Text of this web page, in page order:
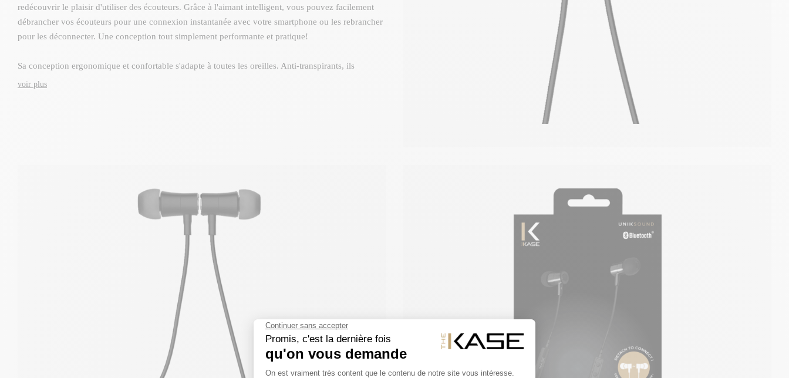
redécouvrir le plaisir d'utiliser des écouteurs. Grâce à l'aimant intelligent, vous pouvez facilement
débrancher vos écouteurs pour une connexion instantanée avec votre smartphone ou les rebrancher
pour les déconnecter. Une conception tout simplement performante et pratique!
Sa conception ergonomique et confortable s'adapte à toutes les oreilles. Anti-transpirants, ils
conviendront parfaitement à toutes vos activités sportives et physiques!
Profil bluetooth: HSP, HFP, A2DP, AVRCP
Temps de communication (audio): environ 4h
voir plus